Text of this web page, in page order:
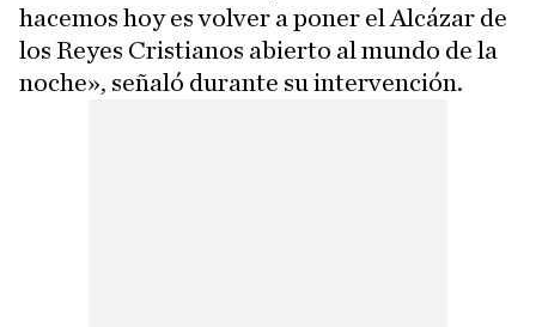
hacemos hoy es volver a poner el Alcázar de
los Reyes Cristianos abierto al mundo de la
noche», señaló durante su intervención.